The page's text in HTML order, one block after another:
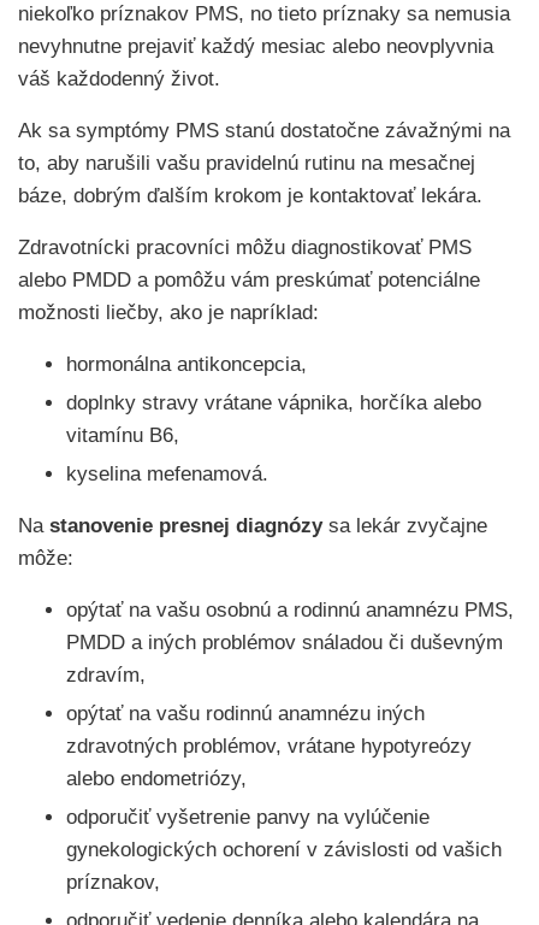
niekoľko príznakov PMS, no tieto príznaky sa nemusia
nevyhnutne prejaviť každý mesiac alebo neovplyvnia
váš každodenný život.
Ak sa symptómy PMS stanú dostatočne závažnými na
to, aby narušili vašu pravidelnú rutinu na mesačnej
báze, dobrým ďalším krokom je kontaktovať lekára.
Zdravotnícki pracovníci môžu diagnostikovať PMS
alebo PMDD a pomôžu vám preskúmať potenciálne
možnosti liečby, ako je napríklad:
hormonálna antikoncepcia,
doplnky stravy vrátane vápnika, horčíka alebo
vitamínu B6,
kyselina mefenamová.
Na stanovenie presnej diagnózysa lekár zvyčajne
môže:
opýtať na vašu osobnú a rodinnú anamnézu PMS,
PMDD a iných problémov snáladou či duševným
zdravím,
opýtať na vašu rodinnú anamnézu iných
zdravotných problémov, vrátane hypotyreózy
alebo endometriózy,
odporučiť vyšetrenie panvy na vylúčenie
gynekologických ochorení v závislosti od vašich
príznakov,
odporučiť vedenie denníka alebo kalendára na